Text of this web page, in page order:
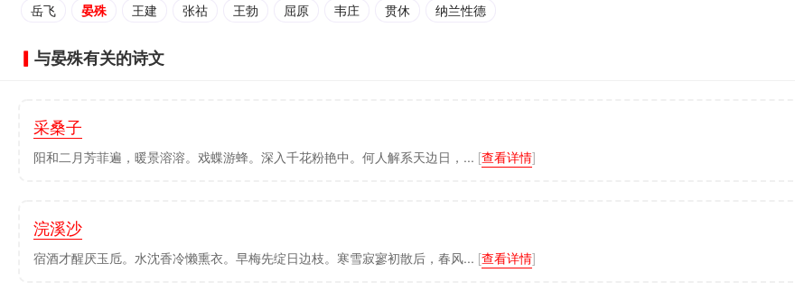
岳飞
晏殊 王建 张祜 王勃 屈原 韦庄 贯休 纳兰性德
与晏殊有关的诗文
采桑子
阳和二月芳菲遍，暖景溶溶。戏蝶游蜂。深入千花粉艳中。何人解系天边日，... [查看详情]
浣溪沙
宿酒才醒厌玉卮。水沈香冷懒熏衣。早梅先绽日边枝。寒雪寂寥初散后，春风... [查看详情]